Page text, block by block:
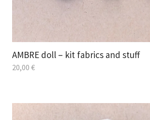
AMBRE doll – kit fabrics and stuff
20,00 €